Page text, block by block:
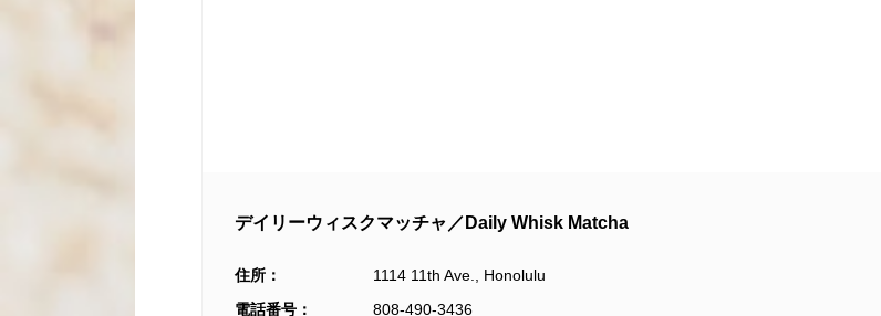
デイリーウィスクマッチャ／Daily Whisk Matcha
住所：
1114 11th Ave., Honolulu
電話番号：
808-490-3436